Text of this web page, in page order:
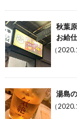
秋葉
お給
（
湯島
（